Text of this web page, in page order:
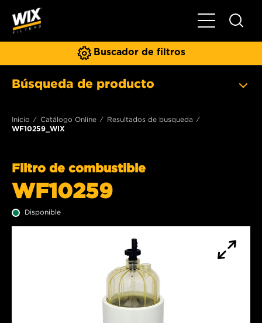
Toggle
Buscador de filtros
Búsqueda de producto
Inicio Catálogo Online
Resultados de busqueda
WF10259_WIX
Filtro de combustible
WF10259
Disponible